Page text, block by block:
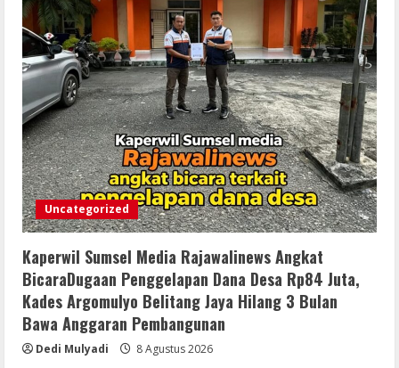
Uncategorized
Kaperwil Sumsel Media Rajawalinews Angkat
BicaraDugaan Penggelapan Dana Desa Rp84 Juta,
Kades Argomulyo Belitang Jaya Hilang 3 Bulan
Bawa Anggaran Pembangunan
Dedi Mulyadi 8 Agustus 2026